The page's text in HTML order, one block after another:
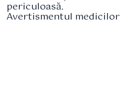
periculoasă.
Avertismentul medicilor